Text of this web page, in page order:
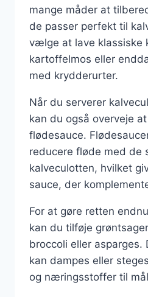
mange måder at
de passer perfekt til
vælge at lave klassiske
kartoffelmos eller
med krydderurter.
Når du serverer
kan du også overveje
flødesauce.
reducere fløde med de
kalveculotten, hvilket
sauce, der
For at gøre retten
kan du tilføje
broccoli eller asparges.
kan dampes eller
og næringsstoffer til